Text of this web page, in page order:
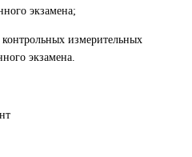
экзамена;
измерительных
экзамена.